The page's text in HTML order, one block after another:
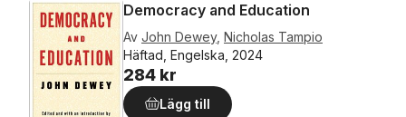
Democracy and Education
Av John Dewey, Nicholas Tampio
Häftad, Engelska, 2024
284 kr
Lägg till